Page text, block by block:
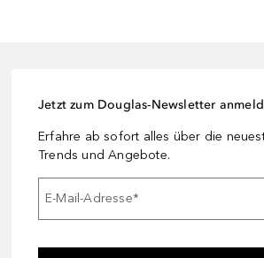
Jetzt zum Douglas-Newsletter
Erfahre ab sofort alles über die
Trends und Angebote.
E-Mail-Adresse*